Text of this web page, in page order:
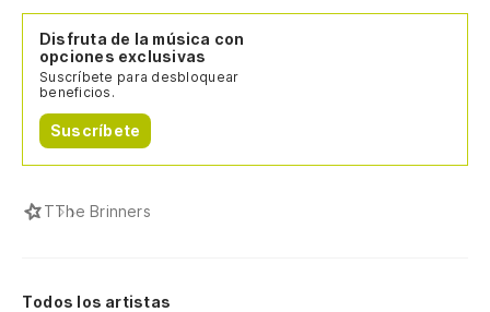
Disfruta de la música con
opciones exclusivas
Suscríbete para desbloquear
beneficios.
Suscríbete
TThe Brinners
Todos los artistas